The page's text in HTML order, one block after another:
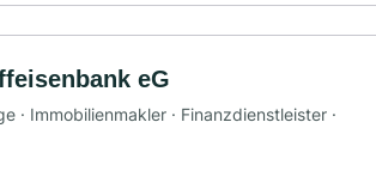
eG
· Immobilienmakler · Finanzdienstleister ·